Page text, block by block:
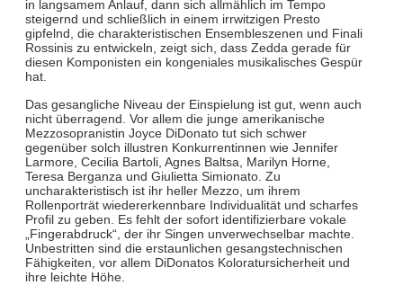
in langsamem Anlauf, dann sich allmählich im Tempo
steigernd und schließlich in einem irrwitzigen Presto
gipfelnd, die charakteristischen Ensembleszenen und Finali
Rossinis zu entwickeln, zeigt sich, dass Zedda gerade für
diesen Komponisten ein kongeniales musikalisches Gespür
hat.
Das gesangliche Niveau der Einspielung ist gut, wenn auch
nicht überragend. Vor allem die junge amerikanische
Mezzosopranistin Joyce DiDonato tut sich schwer
gegenüber solch illustren Konkurrentinnen wie Jennifer
Larmore, Cecilia Bartoli, Agnes Baltsa, Marilyn Horne,
Teresa Berganza und Giulietta Simionato. Zu
uncharakteristisch ist ihr heller Mezzo, um ihrem
Rollenporträt wiedererkennbare Individualität und scharfes
Profil zu geben. Es fehlt der sofort identifizierbare vokale
„Fingerabdruck“, der ihr Singen unverwechselbar machte.
Unbestritten sind die erstaunlichen gesangstechnischen
Fähigkeiten, vor allem DiDonatos Koloratursicherheit und
ihre leichte Höhe.